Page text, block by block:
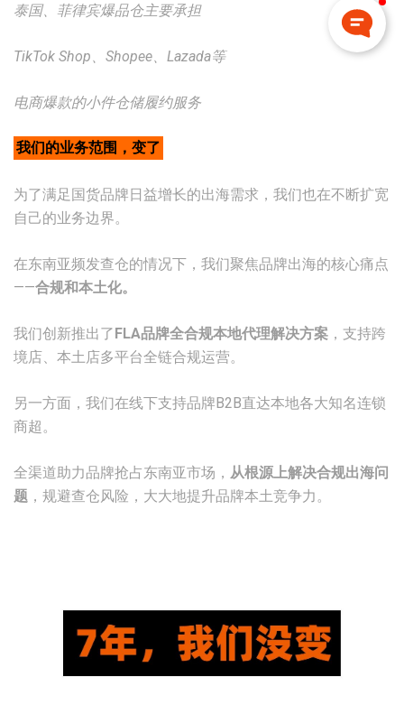
泰国、菲律宾爆品仓主要承担
TikTok Shop、Shopee、Lazada等
电商爆款的小件仓储履约服务
我们的业务范围，变了
为了满足国货品牌日益增长的出海需求，我们也在不断扩宽
自己的业务边界。
在东南亚频发查仓的情况下，我们聚焦品牌出海的核心痛点
——合规和本土化。
我们创新推出了FLA品牌全合规本地代理解决方案 ，支持跨
境店、本土店多平台全链合规运营。
另一方面，我们在线下支持品牌B2B直达本地各大知名连锁
商超。
全渠道助力品牌抢占东南亚市场， 从根源上解决合规出海问
题 ，规避查仓风险，大大地提升品牌本土竞争力。